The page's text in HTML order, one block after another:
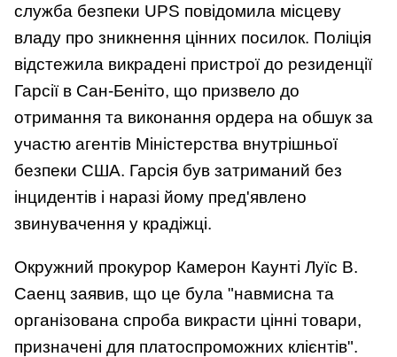
служба безпеки UPS повідомила місцеву
владу про зникнення цінних посилок. Поліція
відстежила викрадені пристрої до резиденції
Гарсії в Сан-Беніто, що призвело до
отримання та виконання ордера на обшук за
участю агентів Міністерства внутрішньої
безпеки США. Гарсія був затриманий без
інцидентів і наразі йому пред'явлено
звинувачення у крадіжці.
Окружний прокурор Камерон Каунті Луїс В.
Саенц заявив, що це була "навмисна та
організована спроба викрасти цінні товари,
призначені для платоспроможних клієнтів".